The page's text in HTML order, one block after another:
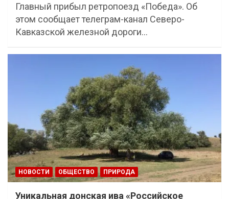
Главный прибыл ретропоезд «Победа». Об
этом сообщает телеграм-канал Северо-
Кавказской железной дороги…
НОВОСТИ ОБЩЕСТВО ПРИРОДА
Уникальная донская ива «Российское